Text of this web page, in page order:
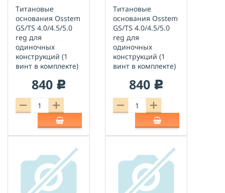
Титановые
основания Osstem
GS/TS 4.0/4.5/5.0
reg для
одиночных
конструкций (1
винт в комплекте)
840 c
Титановые
основания Osstem
GS/TS 4.0/4.5/5.0
reg для
одиночных
конструкций (1
винт в комплекте)
840 c